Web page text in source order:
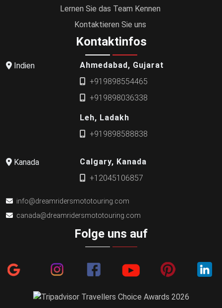
Lernen Sie das Team Kennen
Kontaktieren Sie uns
Kontaktinfos
Indien
Ahmedabad, Gujarat
+919898554465
+919898036338
Leh, Ladakh
+919898588838
Kanada
Calgary, Kanada
+12045106857
info@dreamridersmototouring.com
canada@dreamridersmototouring.com
Folge uns auf